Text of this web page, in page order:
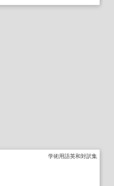
学術用語英和対訳集